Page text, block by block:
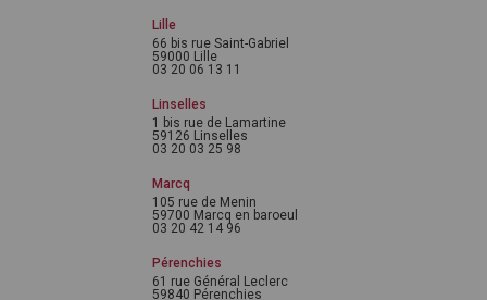
Lille
66 bis rue Saint-Gabriel
59000 Lille
03 20 06 13 11
Linselles
1 bis rue de Lamartine
59126 Linselles
03 20 03 25 98
Marcq
105 rue de Menin
59700 Marcq en baroeul
03 20 42 14 96
Pérenchies
61 rue Général Leclerc
59840 Pérenchies